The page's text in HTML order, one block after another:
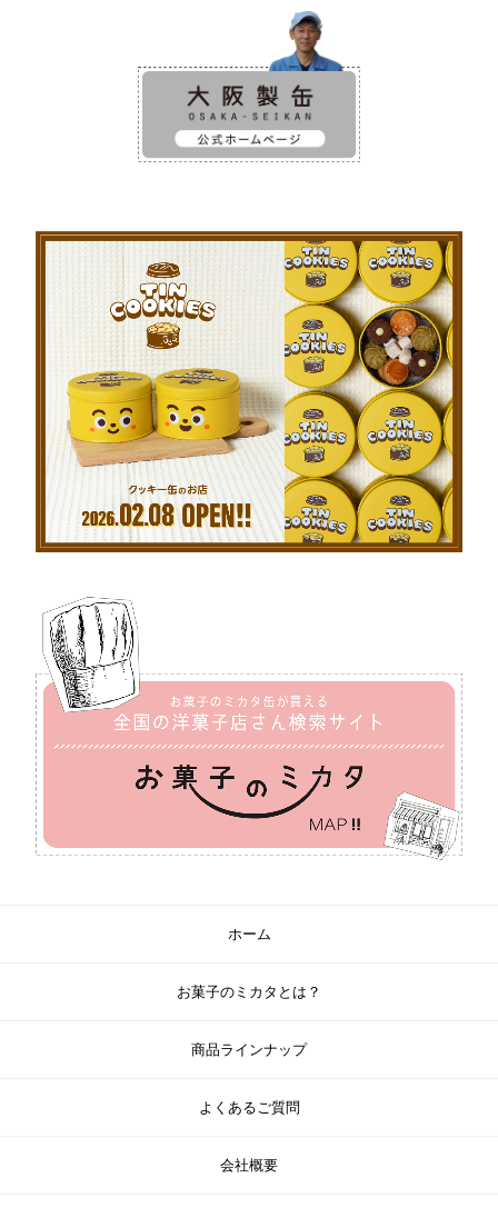
ホーム
お菓子のミカタとは？
商品ラインナップ
よくあるご質問
会社概要